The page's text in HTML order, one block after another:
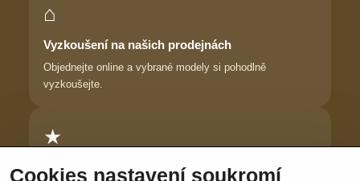
⌂
Vyzkoušení na našich prodejnách
Objednejte online a vybrané modely si pohodlně
vyzkoušejte.
★
Důvěra zákaznic
Cookies nastavení soukromí